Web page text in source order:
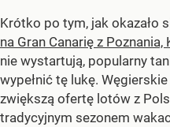
Krótko po tym, jak okazało
na Gran Canarię z
nie wystartują, popularny
wypełnić tę lukę.
zwiększą ofertę lotów z
tradycyjnym sezonem